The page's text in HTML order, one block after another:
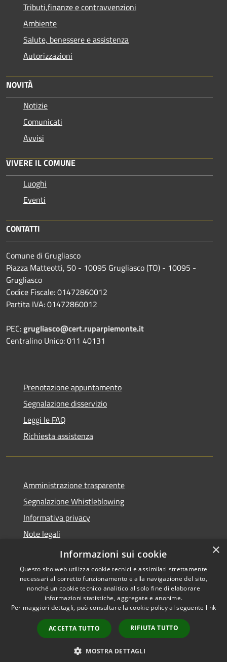
Tributi,finanze e contravvenzioni
Ambiente
Salute, benessere e assistenza
Autorizzazioni
NOVITÀ
Notizie
Comunicati
Avvisi
VIVERE IL COMUNE
Luoghi
Eventi
CONTATTI
Comune di Grugliasco
Piazza Matteotti, 50 - 10095 Grugliasco (TO) - 10095 -
Grugliasco
Codice Fiscale: 01472860012
Partita IVA: 01472860012
PEC:grugliasco@cert.ruparpiemonte.it
Centralino Unico: 011 40131
Prenotazione appuntamento
Segnalazione disservizio
Leggi le FAQ
Richiesta assistenza
Amministrazione trasparente
Segnalazione Whistleblowing
Informativa privacy
Note legali
Dichiarazione di accessibilità
Accessibilità
Copyright © 2020 •
Comune di Grugliasco •
Powered byMunicipium
×
Informazioni sui cookie
Questo sito web utilizza cookie tecnici e assimilati strettamente
necessari al corretto funzionamento e alla navigazione del sito,
nonché un cookie tecnico analitico al solo fine di elaborare
informazioni statistiche, aggregate e anonime.
Per maggiori dettagli, può consultare la cookie policy al seguente link
ACCETTA TUTTO RIFIUTA TUTTO
MOSTRA DETTAGLI